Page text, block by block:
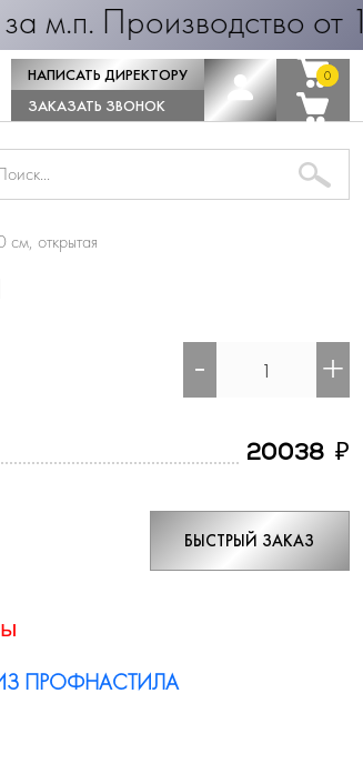
от 1 дня!
НАПИСАТЬ ДИРЕКТОРУ
ЗАКАЗАТЬ ЗВОНОК
0
0
см, открытая
- +
20038 ₽
БЫСТРЫЙ ЗАКАЗ
ПРОФНАСТИЛА